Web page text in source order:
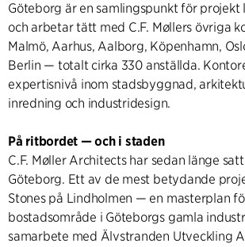
Göteborg är en samlingspunkt för projekt
och arbetar tätt med C.F. Møllers övriga
Malmö, Aarhus, Aalborg, Köpenhamn,
Berlin — totalt cirka 330 anställda.
expertisnivå inom stadsbyggnad,
inredning och industridesign.
På ritbordet — och i staden
C.F. Møller Architects har sedan länge
Göteborg. Ett av de mest betydande
Stones på Lindholmen — en masterplan
bostadsområde i Göteborgs gamla
samarbete med Älvstranden Utveckling